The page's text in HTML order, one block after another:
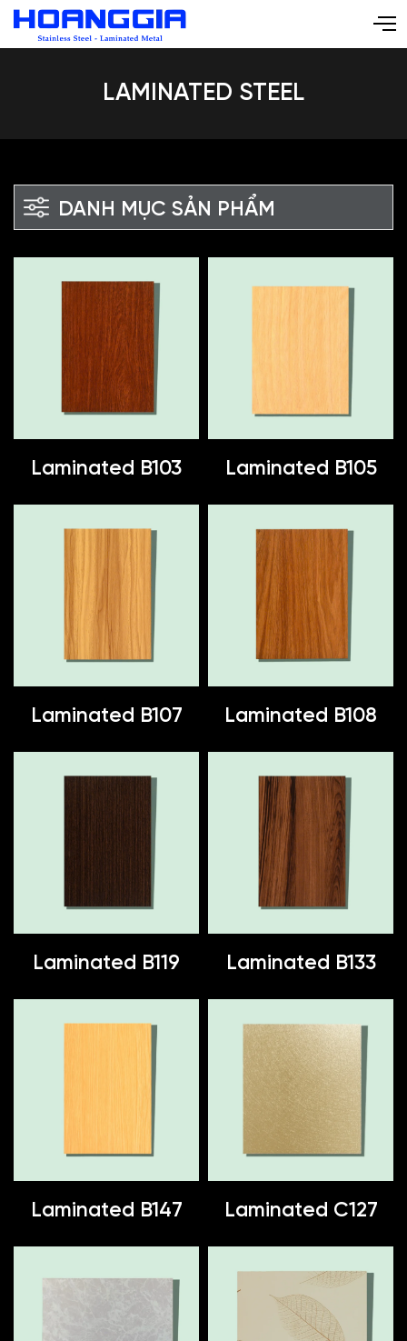
LAMINATED STEEL
DANH MỤC SẢN PHẨM
Laminated B103 Laminated B105
Laminated B107 Laminated B108
Laminated B119 Laminated B133
Laminated B147 Laminated C127